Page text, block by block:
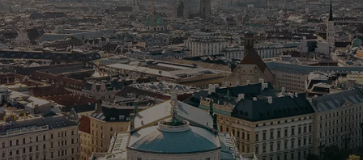
の
ト
ッ
プ
へ
表
示